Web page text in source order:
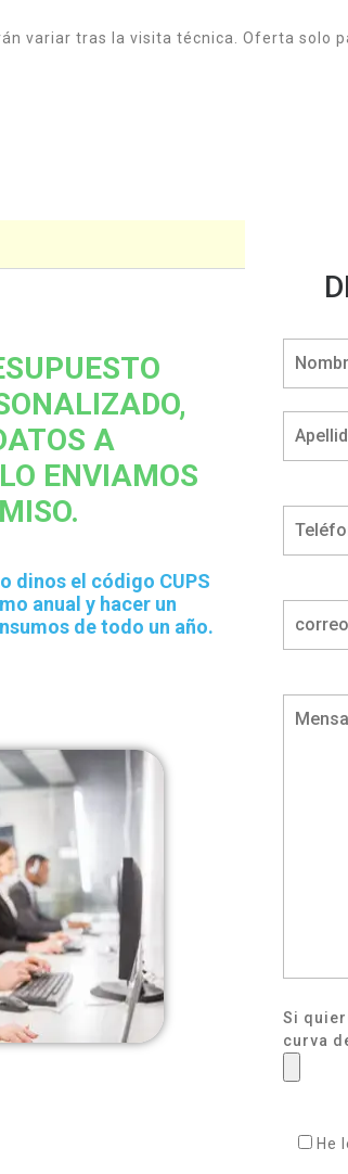
variar tras la visita técnica. Oferta solo
A
ENVIAMOS
dinos el código CUPS
anual y hacer un
de todo un año.
Si
curva
He